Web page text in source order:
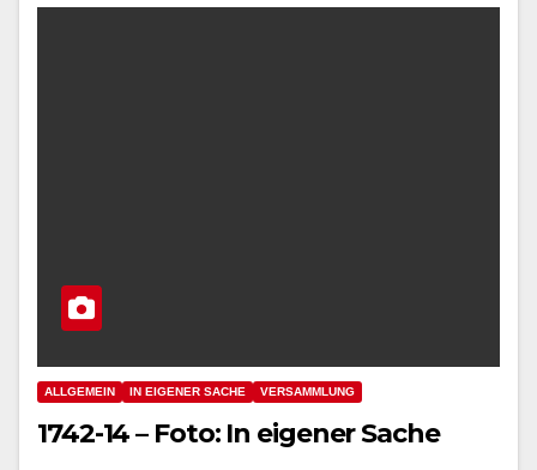
ALLGEMEIN IN EIGENER SACHE VERSAMMLUNG
1742-14 – Foto: In eigener Sache